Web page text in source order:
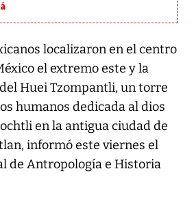
localizaron en el centro
el extremo este y la
Huei Tzompantli, un torre
humanos dedicada al dios
en la antigua ciudad de
informó este viernes el
de Antropología e Historia